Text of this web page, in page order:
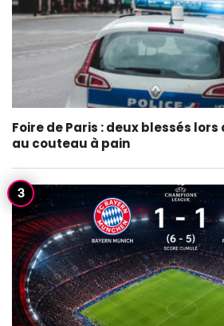
Foire de Paris : deux blessés lors
au couteau à pain